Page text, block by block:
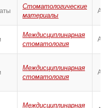
Стоматологические
материалы
Междисциплинарная
стоматология
Междисциплинарная
стоматология
Междисциплинарная